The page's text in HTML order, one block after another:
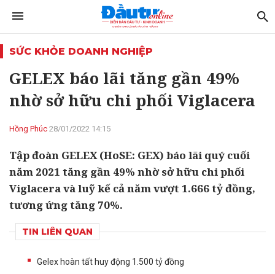
SỨC KHỎE DOANH NGHIỆP
GELEX báo lãi tăng gần 49%
nhờ sở hữu chi phối Viglacera
Hồng Phúc 28/01/2022 14:15
Tập đoàn GELEX (HoSE: GEX) báo lãi quý cuối
năm 2021 tăng gần 49% nhờ sở hữu chi phối
Viglacera và luỹ kế cả năm vượt 1.666 tỷ đồng,
tương ứng tăng 70%.
TIN LIÊN QUAN
Gelex hoàn tất huy động 1.500 tỷ đồng